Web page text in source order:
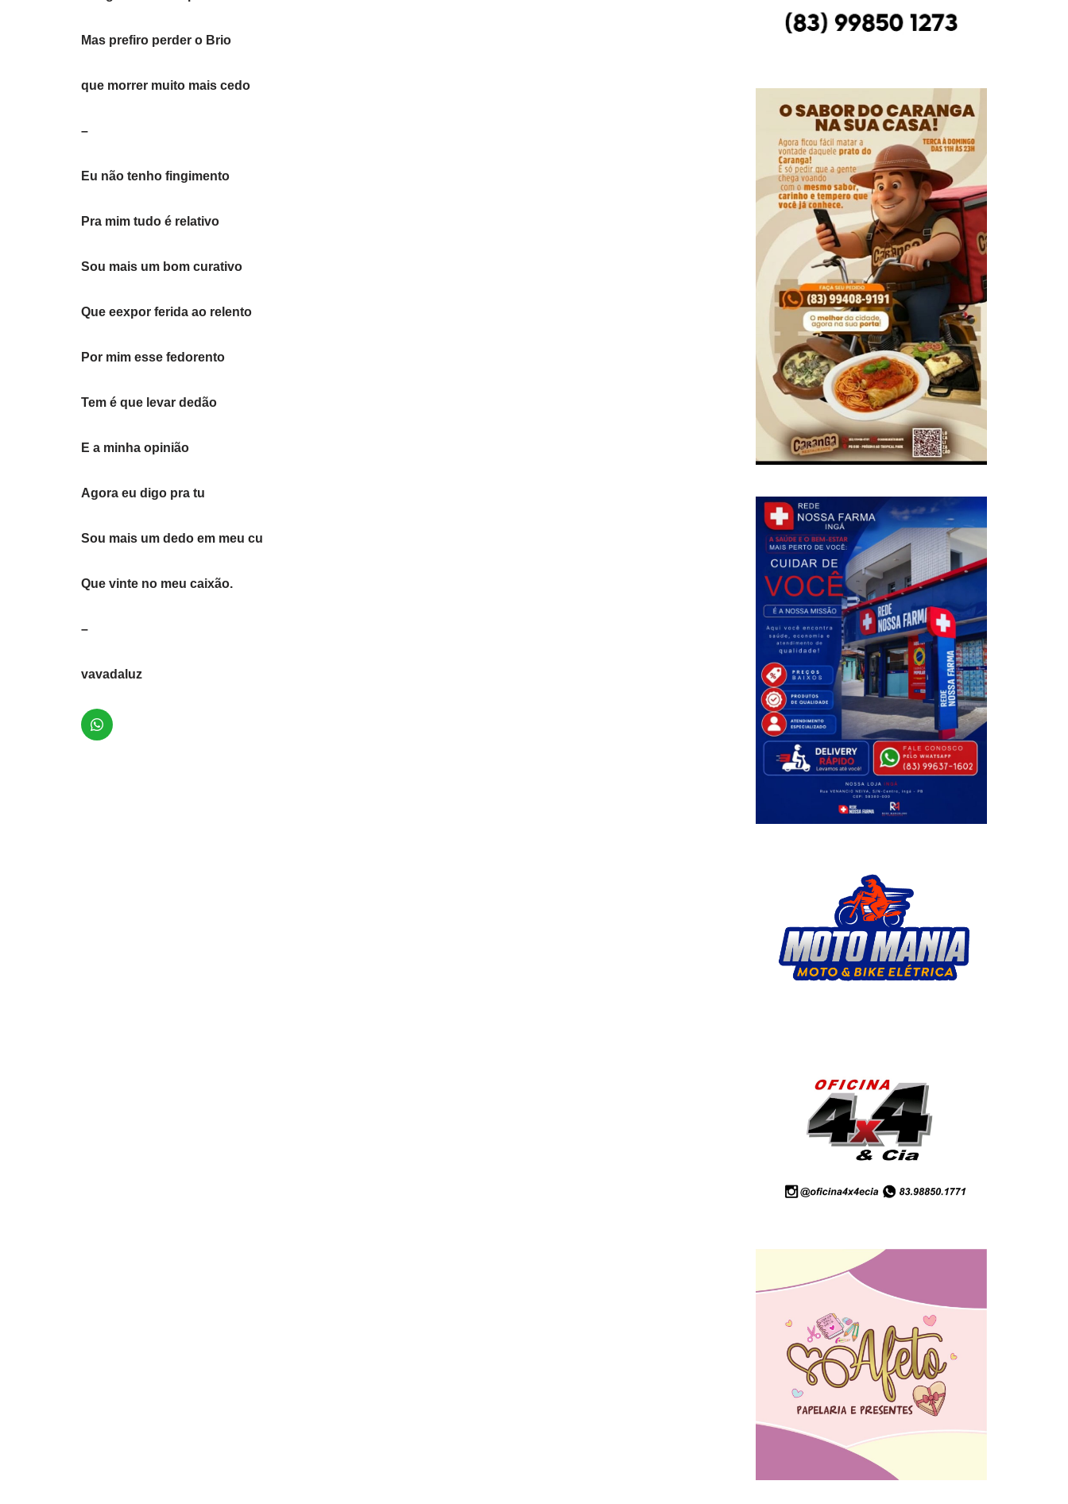
Mas prefiro perder o Brio
que morrer muito mais cedo
–
Eu não tenho fingimento
Pra mim tudo é relativo
Sou mais um bom curativo
Que eexpor ferida ao relento
Por mim esse fedorento
Tem é que levar dedão
E a minha opinião
Agora eu digo pra tu
Sou mais um dedo em meu cu
Que vinte no meu caixão.
–
vavadaluz